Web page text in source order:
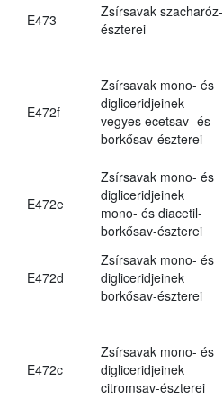
E473
Zsírsavak szacharóz-
észterei
E472f
Zsírsavak mono- és
digliceridjeinek
vegyes ecetsav- és
borkősav-észterei
E472e
Zsírsavak mono- és
digliceridjeinek
mono- és diacetil-
borkősav-észterei
E472d
Zsírsavak mono- és
digliceridjeinek
borkősav-észterei
E472c
Zsírsavak mono- és
digliceridjeinek
citromsav-észterei